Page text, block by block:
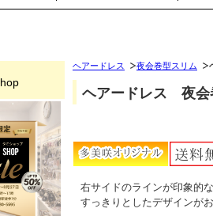
ヘアードレス 夜会巻型スリム
ヘアードレス 夜
右サイドのラインが印象的
すっきりとしたデザインが